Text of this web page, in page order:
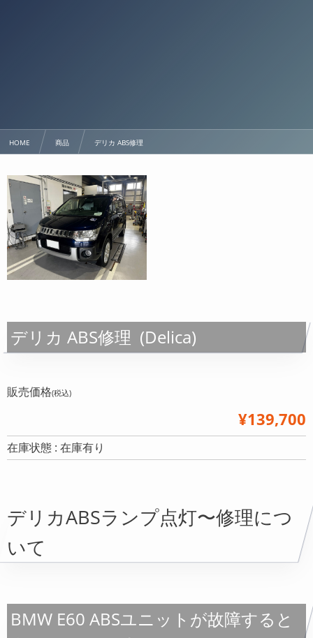
HOME 商品 デリカ ABS修理
デリカ ABS修理 (Delica)
販売価格(税込)
¥139,700
在庫状態 : 在庫有り
デリカABSランプ点灯〜修理につ
いて
BMW E60 ABSユニットが故障すると